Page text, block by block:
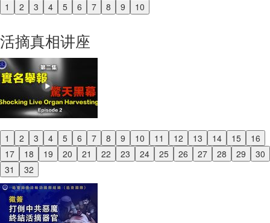
1 2 3 4 5 6 7 8 9 10
Previous
活摘真相讲座
1 2 3 4 5 6 7 8 9 10 11 12 13 14 15
16
17
18 19 20 21 22 23 24 25 26 27 28 29
30
31
32
Previous
Next